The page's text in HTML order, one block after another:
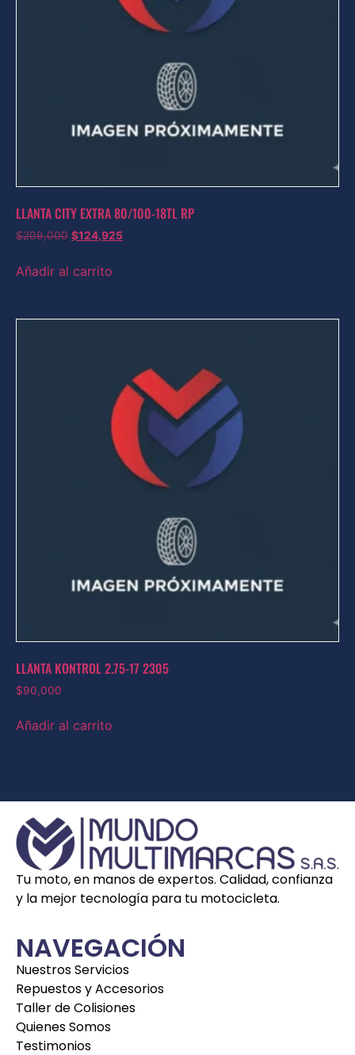
LLANTA CITY EXTRA 80/100-18TL RP
$209,000 $124,925
Añadir al carrito
LLANTA KONTROL 2.75-17 2305
$90,000
Añadir al carrito
Tu moto, en manos de expertos. Calidad, confianza
y la mejor tecnología para tu motocicleta.
NAVEGACIÓN
Nuestros Servicios
Repuestos y Accesorios
Taller de Colisiones
Quienes Somos
Testimonios